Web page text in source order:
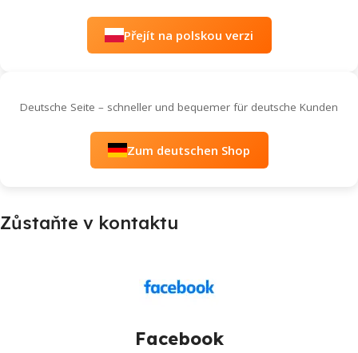
Přejít na polskou verzi
Deutsche Seite – schneller und bequemer für deutsche Kunden
Zum deutschen Shop
Zůstaňte v kontaktu
Facebook